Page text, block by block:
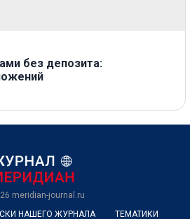
без депозита:
meridian-journal.ru
НАШЕГО ЖУРНАЛА ТЕМАТИКИ